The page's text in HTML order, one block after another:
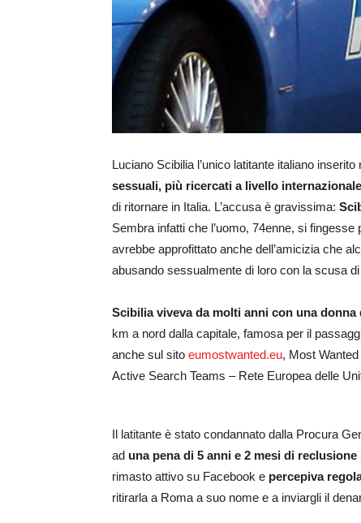
Luciano Scibilia l’unico latitante italiano
sessuali, più ricercati a livello internazionale
di ritornare in Italia. L’accusa è gravissima:
Sembra infatti che l’uomo, 74enne, si
avrebbe approfittato anche dell’amicizia che
abusando sessualmente di loro con la scusa
Scibilia viveva da molti anni con una
km a nord dalla capitale, famosa per il
anche sul sito eumostwanted.eu, Most
Active Search Teams – Rete Europea delle
Il latitante è stato condannato dalla Procura
ad una pena di 5 anni e 2 mesi di
rimasto attivo su Facebook e percepiva
ritirarla a Roma a suo nome e a inviargli il